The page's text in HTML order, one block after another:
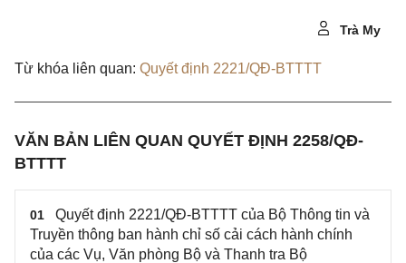
Trà My
Từ khóa liên quan: Quyết định 2221/QĐ-BTTTT
VĂN BẢN LIÊN QUAN QUYẾT ĐỊNH 2258/QĐ-
BTTTT
01
Quyết định 2221/QĐ-BTTTT của Bộ Thông tin và
Truyền thông ban hành chỉ số cải cách hành chính
của các Vụ, Văn phòng Bộ và Thanh tra Bộ